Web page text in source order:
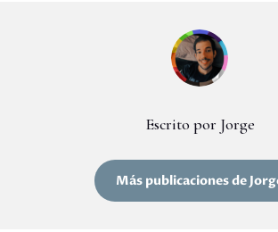
Escrito por Jorge
Más publicaciones de